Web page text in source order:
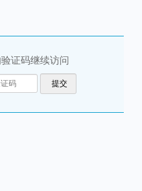
证码继续访问